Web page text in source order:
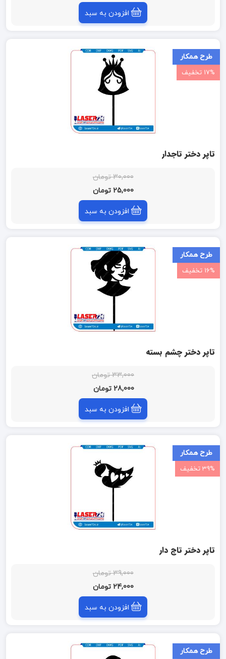
افزودن به سبد
طرح همکار
17% تخفیف
تاپر دختر تاجدار
30,000 تومان
25,000 تومان
افزودن به سبد
طرح همکار
16% تخفیف
تاپر دختر چشم بسته
33,000 تومان
28,000 تومان
افزودن به سبد
طرح همکار
39% تخفیف
تاپر دختر تاج دار
39,000 تومان
24,000 تومان
افزودن به سبد
طرح همکار